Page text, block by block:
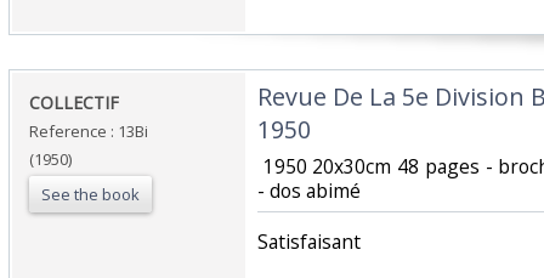
‎COLLECTIF‎
Reference : 13Bi
(1950)
See the book
‎Revue De La 5e Division
1950‎
1950 20x30cm 48 pages -
- dos abimé‎
‎Satisfaisant ‎